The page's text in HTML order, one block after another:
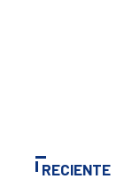
RECIENTE